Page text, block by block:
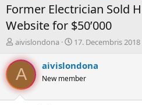
Former Electrician Sold
Website for $50’000
P
v
e
d
i
aivislondona
S
k
u
m
17. Decembris 2018
A aivislondona
New member